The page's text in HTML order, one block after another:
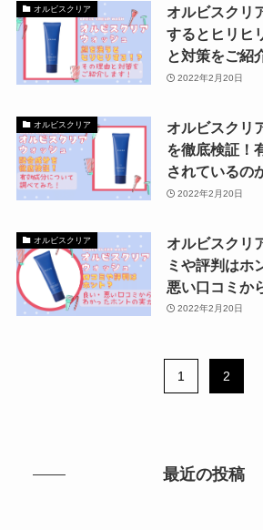
オルビスクリア
オルビスクリ
するとヒリヒ
と対策をご紹
2022年2月20日
オルビスクリア
オルビスクリ
を徹底検証！
されているの
2022年2月20日
オルビスクリア
オルビスクリ
ミや評判はホ
悪い口コミか
2022年2月20日
1 2
最近の投稿